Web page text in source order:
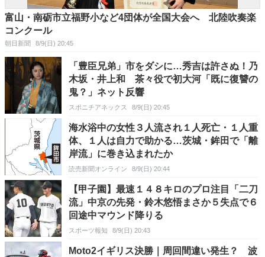
富山・南砺市立福野小など4団体が全国大会へ 北陸吹奏楽
コンクール
朝日新聞 8/9(日) 20:45
「豊臣兄弟」市をダシに…秀吉は許さぬ！乃
木坂・井上和 茶々役で初大河「既に復讐の
鬼？」ネット反響
スポニチアネックス 8/9(日) 20:45
海水浴中の女性３人流され１人死亡・１人重
体、１人は自力で助かる…茨城・鉾田で「離
岸流」に巻き込まれたか
読売新聞オンライン 8/9(日) 20:44
【甲子園】最速１４８キロのプロ注目「二刀
流」中京の先発・鈴木悠悟まさか５失点で６
回途中マウンド降りる
スポーツ報知 8/9(日) 20:43
Moto2イギリス決勝｜周回間違い発生？ 波